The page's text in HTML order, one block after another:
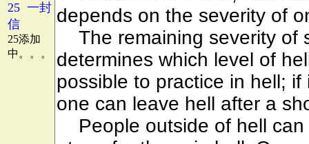
25 一封
信
25添加
中。。。